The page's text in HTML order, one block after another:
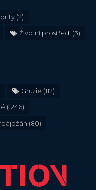
(2)
Životní prostředí(3)
Gruzie (112)
(1246)
(80)